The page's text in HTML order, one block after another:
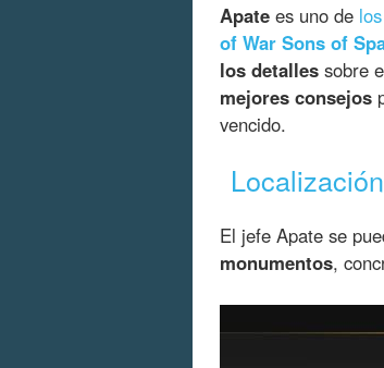
Apate es uno de
of War Sons of
los detalles sobre
mejores consejos
vencido.
El jefe Apate se
monumentos,